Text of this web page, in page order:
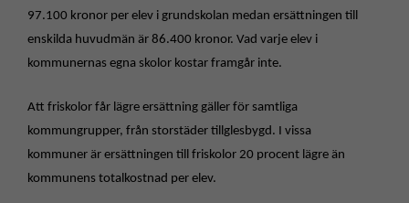
97.100 kronor per elev i grundskolan medan ersättningen till
enskilda huvudmän är 86.400 kronor. Vad varje elev i
kommunernas egna skolor kostar framgår inte.
Att friskolor får lägre ersättning gäller för samtliga
kommungrupper, från storstäder tillglesbygd. I vissa
kommuner är ersättningen till friskolor 20 procent lägre än
kommunens totalkostnad per elev.